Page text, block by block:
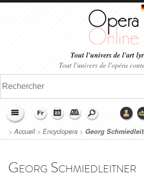
Tout l'univers de l'art
Tout l'univers de l'opéra
>Accueil> Encyclopera > Georg
Georg Schmiedleitner